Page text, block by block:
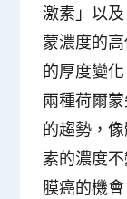
激素」以
蒙濃度的
的厚度變
兩種荷爾
的趨勢，
素的濃度
膜癌的機會